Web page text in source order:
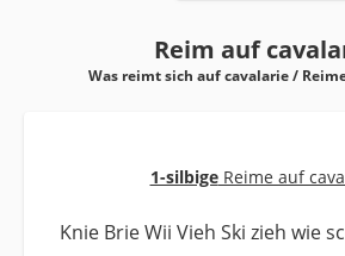
Reim auf
Was reimt sich auf cavalarie /
1-silbigeReime auf
Knie Brie Wii Vieh Ski zieh wie